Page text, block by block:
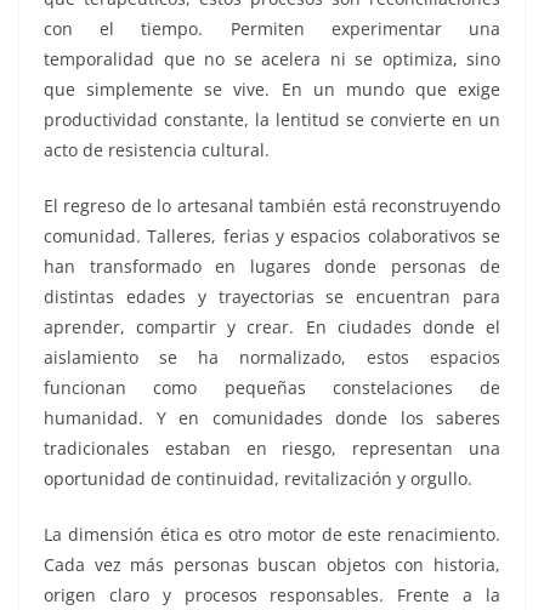
con el tiempo. Permiten experimentar una
temporalidad que no se acelera ni se optimiza, sino
que simplemente se vive. En un mundo que exige
productividad constante, la lentitud se convierte en un
acto de resistencia cultural.
El regreso de lo artesanal también está reconstruyendo
comunidad. Talleres, ferias y espacios colaborativos se
han transformado en lugares donde personas de
distintas edades y trayectorias se encuentran para
aprender, compartir y crear. En ciudades donde el
aislamiento se ha normalizado, estos espacios
funcionan como pequeñas constelaciones de
humanidad. Y en comunidades donde los saberes
tradicionales estaban en riesgo, representan una
oportunidad de continuidad, revitalización y orgullo.
La dimensión ética es otro motor de este renacimiento.
Cada vez más personas buscan objetos con historia,
origen claro y procesos responsables. Frente a la